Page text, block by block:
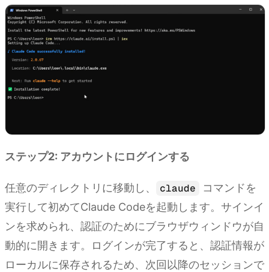
ステップ2: アカウントにログインする
任意のディレクトリに移動し、 claude
コマンドを
実行して初めてClaude Codeを起動します。サインイ
ンを求められ、認証のためにブラウザウィンドウが自
動的に開きます。ログインが完了すると、認証情報が
ローカルに保存されるため、次回以降のセッションで